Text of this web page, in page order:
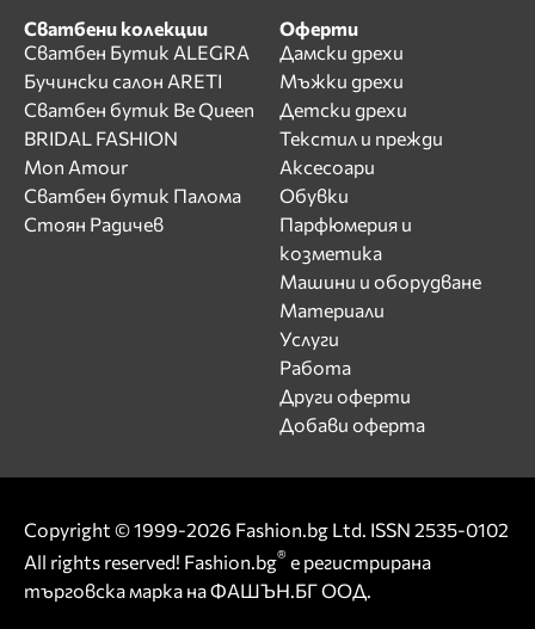
Сватбени колекции
Сватбен Бутик ALEGRA
Бучински салон ARETI
Сватбен бутик Be Queen
BRIDAL FASHION
Mon Amour
Сватбен бутик Палома
Стоян Радичев
Оферти
Дамски дрехи
Мъжки дрехи
Детски дрехи
Текстил и прежди
Аксесоари
Обувки
Парфюмерия и
козметика
Машини и оборудване
Материали
Услуги
Работа
Други оферти
Добави оферта
Copyright © 1999-2026 Fashion.bg Ltd. ISSN 2535-0102
All rights reserved! Fashion.bg® е регистрирана
търговска марка на ФАШЪН.БГ ООД.